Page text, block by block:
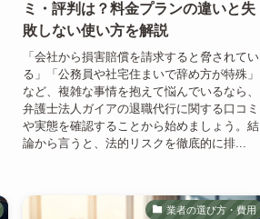
ミ・評判は？料金プランの違いと失
敗しない使い方を解説
「会社から損害賠償を請求すると脅されてい
る」「公務員や社宅住まいで辞め方が特殊」
など、複雑な事情を抱えて悩んでいるなら、
弁護士法人ガイアの退職代行に関する口コミ
や実態を確認することから始めましょう。結
論から言うと、法的リスクを徹底的に排...
業者の選び方・費用